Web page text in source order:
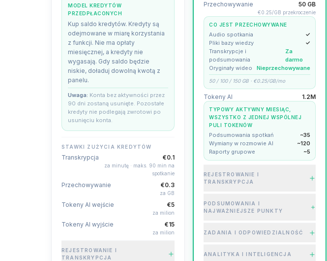
MODEL KREDYTÓW
PRZEDPŁACONYCH
Kup saldo kredytów. Kredyty są
odejmowane w miarę korzystania
z funkcji. Nie ma opłaty
miesięcznej, a kredyty nie
wygasają. Gdy saldo będzie
niskie, doładuj dowolną kwotą z
panelu.
Uwaga: Konta bez aktywności przez
90 dni zostaną usunięte. Pozostałe
kredyty nie podlegają zwrotowi po
usunięciu konta.
STAWKI ZUŻYCIA KREDYTÓW
Transkrypcja €0.1
za minutę · maks. 90 min na
spotkanie
Przechowywanie €0.3
za GB
Tokeny AI wejście €5
za milion
Tokeny AI wyjście €15
za milion
REJESTROWANIE I
TRANSKRYPCJA
Przechowywanie 50 GB
€0.25/GB przekroczenie
CO JEST PRZECHOWYWANE
Audio spotkania
✓
Pliki bazy wiedzy
✓
Transkrypcje i
podsumowania
Za
darmo
Oryginały wideo
Nieprzechowywane
50 / 100 / 150 GB · €0.25/GB/mo
Tokeny AI 1.2M
TYPOWY AKTYWNY MIESIĄC,
WSZYSTKO Z JEDNEJ WSPÓLNEJ
PULI TOKENÓW
Podsumowania spotkań
~35
Wymiany w rozmowie AI
~120
Raporty grupowe
~5
REJESTROWANIE I
TRANSKRYPCJA
PODSUMOWANIA I
NAJWAŻNIEJSZE PUNKTY
ZADANIA I ODPOWIEDZIALNOŚĆ
ANALITYKA I INTELIGENCJA